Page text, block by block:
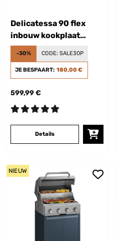
Delicatessa 90 flex
inbouw kookplaat
inductie 5 zones
7400W Autark
-30% CODE: SALE30P
JE BESPAART: 180,00 €
599,99 €
Details
NIEUW